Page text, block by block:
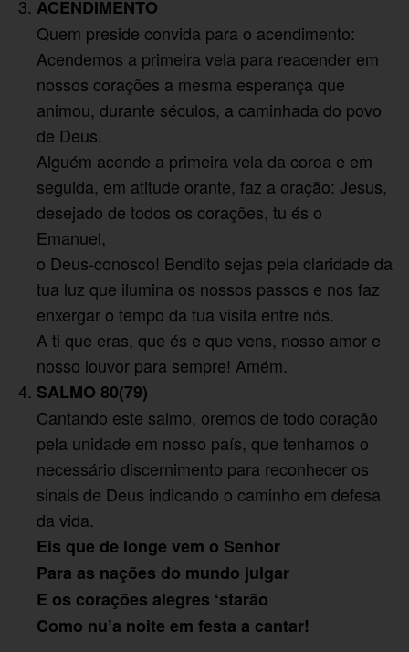
ACENDIMENTO
Quem preside convida para o acendimento:
Acendemos a primeira vela para reacender em
nossos corações a mesma esperança que
animou, durante séculos, a caminhada do povo
de Deus.
Alguém acende a primeira vela da coroa e em
seguida, em atitude orante, faz a oração: Jesus,
desejado de todos os corações, tu és o
Emanuel,
o Deus-conosco! Bendito sejas pela claridade da
tua luz que ilumina os nossos passos e nos faz
enxergar o tempo da tua visita entre nós.
A ti que eras, que és e que vens, nosso amor e
nosso louvor para sempre! Amém.
SALMO 80(79)
Cantando este salmo, oremos de todo coração
pela unidade em nosso país, que tenhamos o
necessário discernimento para reconhecer os
sinais de Deus indicando o caminho em defesa
da vida.
Eis que de longe vem o Senhor
Para as nações do mundo julgar
E os corações alegres ‘starão
Como nu’a noite em festa a cantar!